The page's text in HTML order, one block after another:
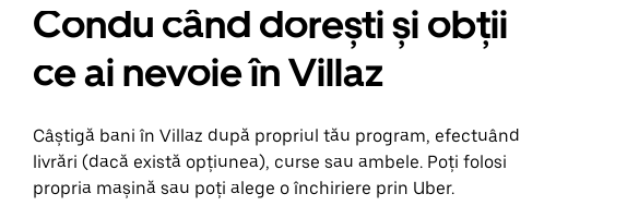
Condu când dorești și obții
ce ai nevoie în Villaz
Câștigă bani în Villaz după propriul tău program, efectuând
livrări (dacă există opțiunea), curse sau ambele. Poți folosi
propria mașină sau poți alege o închiriere prin Uber.